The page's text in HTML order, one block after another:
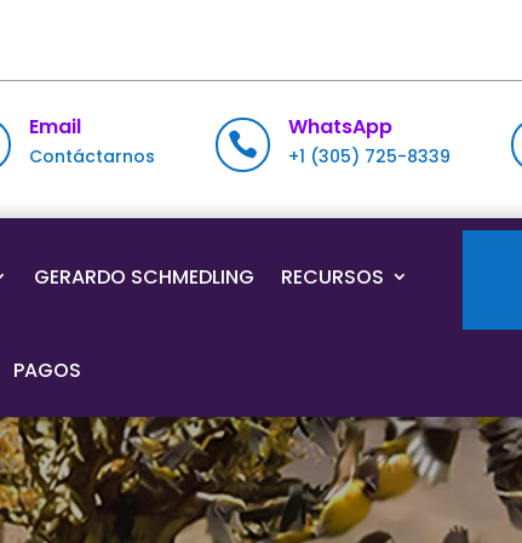
Email
Contáctarnos 
WhatsApp
+1 (305) 725-8339
GERARDO SCHMEDLING RECURSOS
PAGOS